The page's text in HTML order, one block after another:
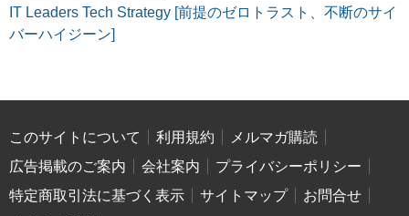
IT Leaders Tech Strategy [前提のゼロトラスト、不断のサイ
バーハイジーン]
このサイトについて 利用規約
メルマガ購読
広告掲載のご案内
会社案内
プライバシーポリシー
特定商取引法に基づく表示
サイトマップ
お問合せ